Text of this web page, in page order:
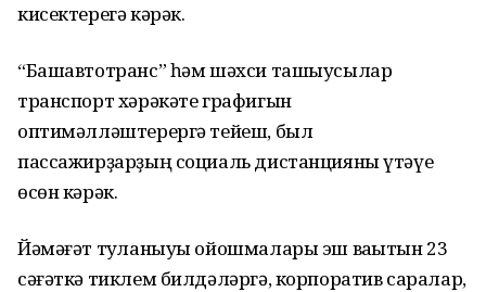
кисектерегә кәрәк.
“Башавтотранс” һәм шәхси ташыусылар
транспорт хәрәкәте графигын
оптимәлләштерергә тейеш, был
пассажирҙарҙың социаль дистанцияны үтәүе
өсөн кәрәк.
Йәмәғәт туҡланыуы ойошмалары эш ваҡытын 23
сәғәткә тиклем билдәләргә, корпоратив саралар,